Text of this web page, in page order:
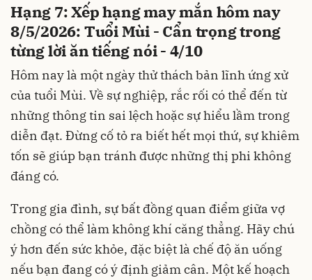
Hạng 7: Xếp hạng may mắn hôm nay
8/5/2026: Tuổi Mùi - Cẩn trọng trong
từng lời ăn tiếng nói - 4/10
Hôm nay là một ngày thử thách bản lĩnh ứng xử
của tuổi Mùi. Về sự nghiệp, rắc rối có thể đến từ
những thông tin sai lệch hoặc sự hiểu lầm trong
diễn đạt. Đừng cố tỏ ra biết hết mọi thứ, sự khiêm
tốn sẽ giúp bạn tránh được những thị phi không
đáng có.
Trong gia đình, sự bất đồng quan điểm giữa vợ
chồng có thể làm không khí căng thẳng. Hãy chú
ý hơn đến sức khỏe, đặc biệt là chế độ ăn uống
nếu bạn đang có ý định giảm cân. Một kế hoạch